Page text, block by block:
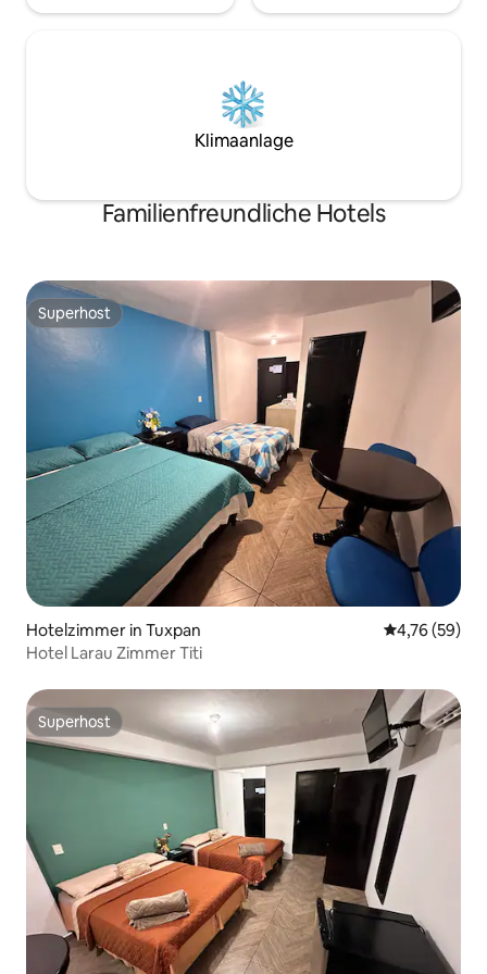
Klimaanlage
Familienfreundliche Hotels
Superhost
Superhost
Hotelzimmer in Tuxpan
4,76 (59)
Hotel Larau Zimmer Titi
Superhost
Superhost